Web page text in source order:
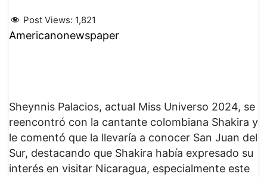
Post Views: 1,821
Americanonewspaper
Sheynnis Palacios, actual Miss Universo 2024, se
reencontró con la cantante colombiana Shakira y
le comentó que la llevaría a conocer San Juan del
Sur, destacando que Shakira había expresado su
interés en visitar Nicaragua, especialmente este